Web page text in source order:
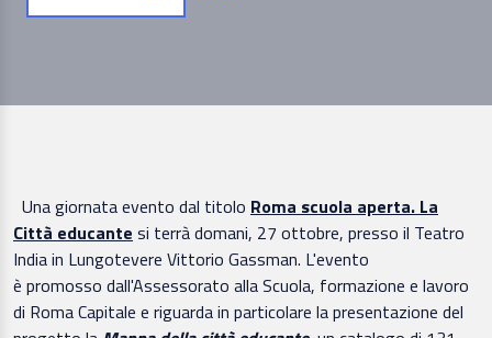
Una giornata evento dal titolo Roma scuola aperta. La
Città educante si terrà domani, 27 ottobre, presso il Teatro
India in Lungotevere Vittorio Gassman. L'evento
è promosso dall'Assessorato alla Scuola, formazione e lavoro
di Roma Capitale e riguarda in particolare la presentazione del